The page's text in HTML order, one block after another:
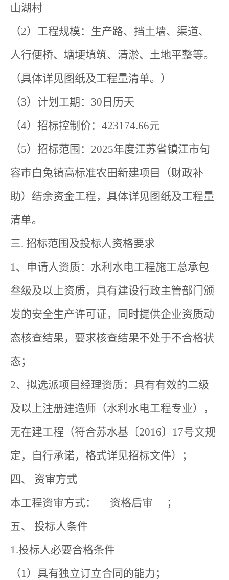
山湖村
（2）工程规模：生产路、挡土墙、渠道、
人行便桥、塘埂填筑、清淤、土地平整等。
（具体详见图纸及工程量清单。）
（3）计划工期：30日历天
（4）招标控制价：423174.66元
（5）招标范围：2025年度江苏省镇江市句
容市白兔镇高标准农田新建项目（财政补
助）结余资金工程，具体详见图纸及工程量
清单。
三. 招标范围及投标人资格要求
1、申请人资质：水利水电工程施工总承包
叁级及以上资质，具有建设行政主管部门颁
发的安全生产许可证，同时提供企业资质动
态核查结果，要求核查结果不处于不合格状
态；
2、拟选派项目经理资质：具有有效的二级
及以上注册建造师（水利水电工程专业），
无在建工程（符合苏水基〔2016〕17号文规
定，自行承诺，格式详见招标文件）；
四、 资审方式
本工程资审方式： 资格后审 ；
五、 投标人条件
1.投标人必要合格条件
（1）具有独立订立合同的能力；